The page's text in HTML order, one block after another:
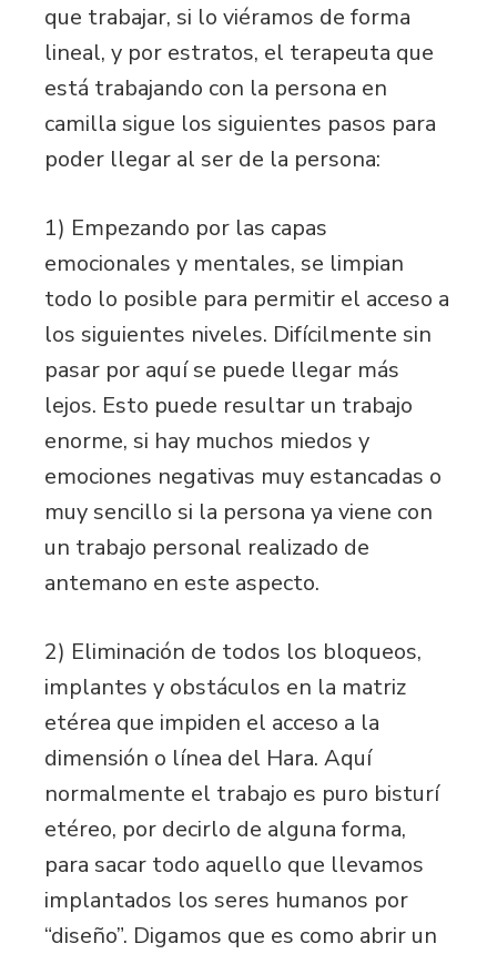
que trabajar, si lo viéramos de forma
lineal, y por estratos, el terapeuta que
está trabajando con la persona en
camilla sigue los siguientes pasos para
poder llegar al ser de la persona:
1) Empezando por las capas
emocionales y mentales, se limpian
todo lo posible para permitir el acceso a
los siguientes niveles. Difícilmente sin
pasar por aquí se puede llegar más
lejos. Esto puede resultar un trabajo
enorme, si hay muchos miedos y
emociones negativas muy estancadas o
muy sencillo si la persona ya viene con
un trabajo personal realizado de
antemano en este aspecto.
2) Eliminación de todos los bloqueos,
implantes y obstáculos en la matriz
etérea que impiden el acceso a la
dimensión o línea del Hara. Aquí
normalmente el trabajo es puro bisturí
etéreo, por decirlo de alguna forma,
para sacar todo aquello que llevamos
implantados los seres humanos por
“diseño”. Digamos que es como abrir un